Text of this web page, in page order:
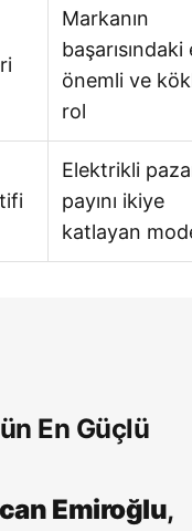
Markanın
başarısındaki
önemli ve
rol
Elektrikli
payını ikiye
katlayan
En Güçlü
Emiroğlu,